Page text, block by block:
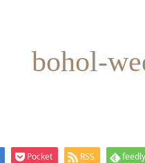
bohol-
Pocket RSS feedly